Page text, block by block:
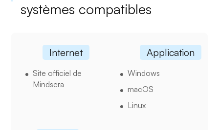
systèmes compatibles
Internet
Site officiel de
Mindsera
Application
Windows
macOS
Linux